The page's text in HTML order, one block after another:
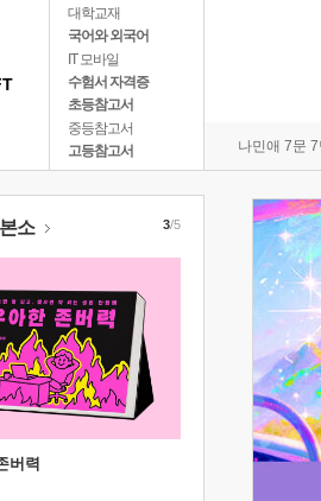
대학교재
국어와 외국어
IT 모바일
수험서 자격증
초등참고서
중등참고서
고등참고서
나민애 7문
소
버력
3/5